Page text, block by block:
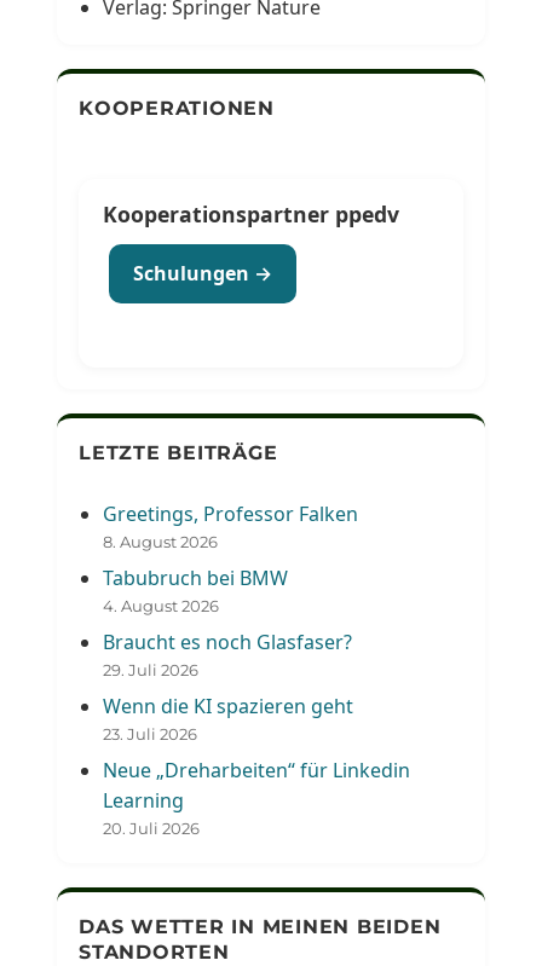
Verlag: Springer Nature
KOOPERATIONEN
Kooperationspartner ppedv
Schulungen →
LETZTE BEITRÄGE
Greetings, Professor Falken
8. August 2026
Tabubruch bei BMW
4. August 2026
Braucht es noch Glasfaser?
29. Juli 2026
Wenn die KI spazieren geht
23. Juli 2026
Neue „Dreharbeiten“ für Linkedin
Learning
20. Juli 2026
DAS WETTER IN MEINEN BEIDEN
STANDORTEN